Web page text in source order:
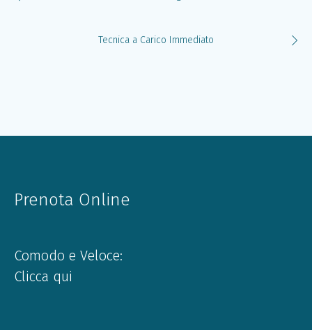
Tecnica a Carico Immediato
Prenota Online
Comodo e Veloce:
Clicca qui